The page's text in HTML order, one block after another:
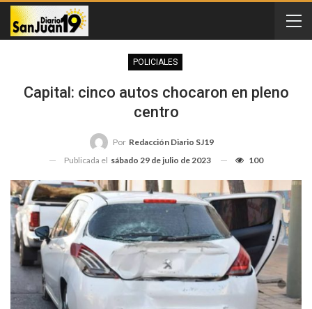
POLICIALES
Capital: cinco autos chocaron en pleno
centro
Por Redacción Diario SJ19
Publicada el sábado 29 de julio de 2023 100